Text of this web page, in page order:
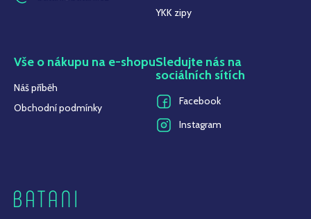
YKK zipy
Vše o nákupu na e-shopu
Náš příběh
Obchodní podmínky
Sledujte nás na
sociálních sítích
Facebook
Instagram